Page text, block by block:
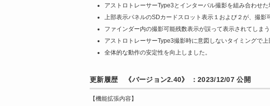
アストロトレーサーType3とインターバル撮影を組み合わせ
上部表示パネルのSDカードスロット表示１および２が、撮影
ファインダー内の撮影可能残数表示が誤って表示されてしまう
アストロトレーサーType3撮影時に意図しないタイミングで
全体的な動作の安定性を向上しました。
更新履歴 《バージョン2.40》 ：2023/12/07 公開
【機能拡張内容】